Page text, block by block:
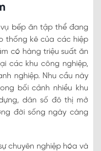
vụ bếp ăn tập thể đang
thống kê của các hiệp
có hàng triệu suất ăn
các khu công nghiệp,
nghiệp. Nhu cầu này
bối cảnh nhiều khu
dân số đô thị mở
đời sống ngày càng
chuyên nghiệp hóa và